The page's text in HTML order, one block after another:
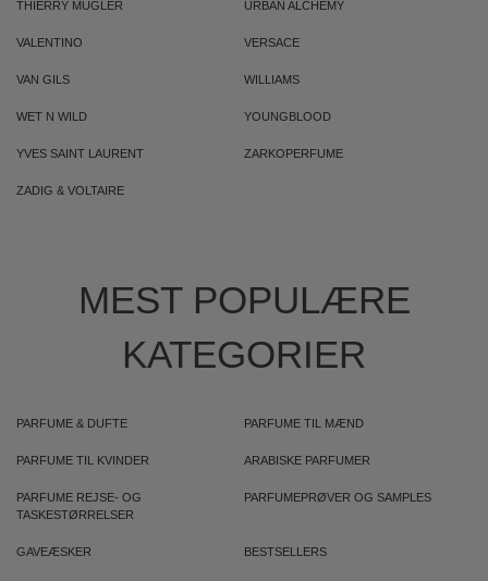
THIERRY MUGLER URBAN ALCHEMY
VALENTINO VERSACE
VAN GILS WILLIAMS
WET N WILD YOUNGBLOOD
YVES SAINT LAURENT ZARKOPERFUME
ZADIG & VOLTAIRE
MEST POPULÆRE
KATEGORIER
PARFUME & DUFTE PARFUME TIL MÆND
PARFUME TIL KVINDER ARABISKE PARFUMER
PARFUME REJSE- OG
TASKESTØRRELSER
PARFUMEPRØVER OG SAMPLES
GAVEÆSKER BESTSELLERS